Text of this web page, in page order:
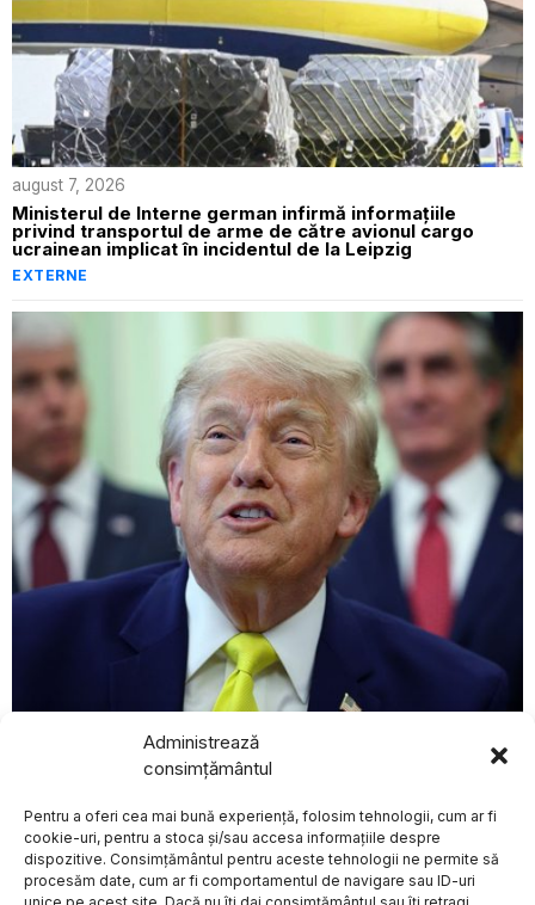
Administrează
consimțământul
Pentru a oferi cea mai bună experiență, folosim tehnologii, cum ar fi
cookie-uri, pentru a stoca și/sau accesa informațiile despre
dispozitive. Consimțământul pentru aceste tehnologii ne permite să
procesăm date, cum ar fi comportamentul de navigare sau ID-uri
august 7, 2026
Ministerul de Interne german infirmă informațiile
privind transportul de arme de către avionul cargo
ucrainean implicat în incidentul de la Leipzig
EXTERNE
Donald Trump și-a exprimat sprijinul pentru
vicepreședintele JD Vance în alegerile prezidențiale din
EXTERNE
BREAKING NEWS
România găzduiește
pentru a patra oară
Summitul B9, cu
Nicușor Dan și Karol
Nawrocki la